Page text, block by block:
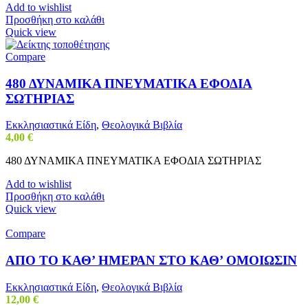
Add to wishlist
Προσθήκη στο καλάθι
Quick view
Compare
480 ΔΥΝΑΜΙΚΑ ΠΝΕΥΜΑΤΙΚΑ ΕΦΟΔΙΑ
ΣΩΤΗΡΙΑΣ
Εκκλησιαστικά Είδη, Θεολογικά Βιβλία
4,00 €
480 ΔΥΝΑΜΙΚΑ ΠΝΕΥΜΑΤΙΚΑ ΕΦΟΔΙΑ ΣΩΤΗΡΙΑΣ
Add to wishlist
Προσθήκη στο καλάθι
Quick view
Compare
AΠΟ ΤΟ ΚΑΘ’ ΗΜΕΡΑΝ ΣΤΟ ΚΑΘ’ ΟΜΟΙΩΣΙΝ
Εκκλησιαστικά Είδη, Θεολογικά Βιβλία
12,00 €